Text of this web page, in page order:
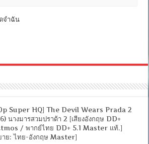
จำฉัน
Super HQ] The Devil Wears Prada 2
นางมารสวมปราด้า 2 [เสียงอังกฤษ DD+
/ พากย์ไทย DD+ 5.1 Master แท้.]
าย: ไทย-อังกฤษ Master]